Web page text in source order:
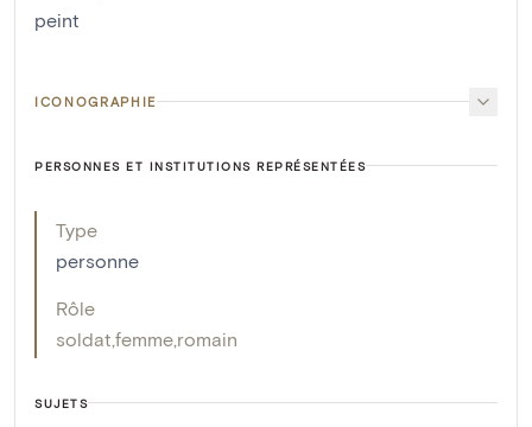
peint
ICONOGRAPHIE
PERSONNES ET INSTITUTIONS REPRÉSENTÉES
Type
personne
Rôle
soldat femme romain
SUJETS